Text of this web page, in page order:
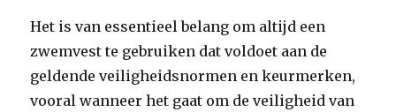
Het is van essentieel belang om altijd een
zwemvest te gebruiken dat voldoet aan de
geldende veiligheidsnormen en keurmerken,
vooral wanneer het gaat om de veiligheid van